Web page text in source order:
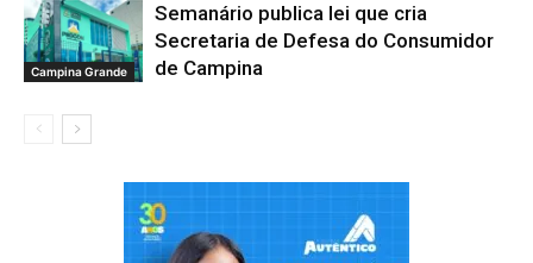
Campina Grande
Semanário publica lei que cria
Secretaria de Defesa do Consumidor
de Campina